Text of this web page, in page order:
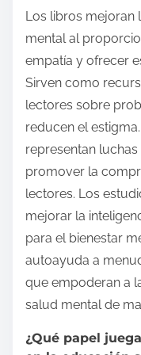
Los libros mejoran
mental al
empatía y ofrecer
Sirven como
lectores sobre
reducen el
representan
promover la
lectores. Los
mejorar la
para el bienestar
autoayuda a
que empoderan a
salud mental de
¿Qué papel